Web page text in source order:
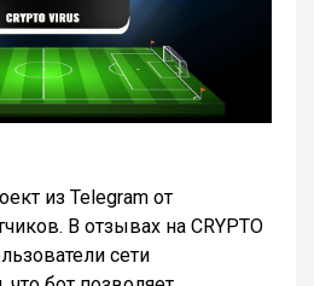
из Telegram от
В отзывах на CRYPTO
сети